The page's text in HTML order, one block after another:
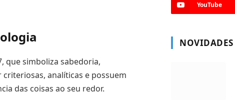
que simboliza sabedoria,
analíticas e possuem
das coisas ao seu redor.
YouTube
NOVIDADES